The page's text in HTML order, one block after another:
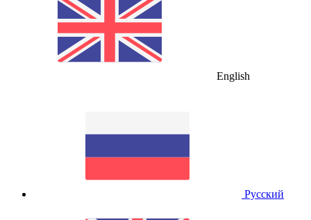
English
Русский